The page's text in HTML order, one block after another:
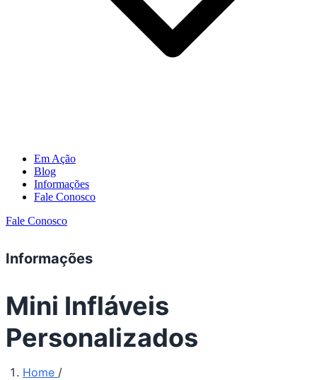
Em Ação
Blog
Informações
Fale Conosco
Fale Conosco
Informações
Mini Infláveis
Personalizados
Home /